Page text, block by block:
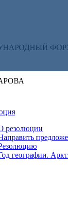
резолюции
географии.